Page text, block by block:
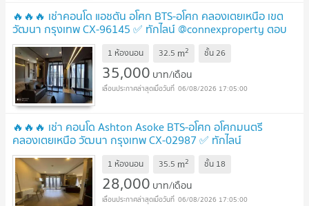
🔥🔥🔥 เช่าคอนโด แอชตัน อโศก BTS-อโศก คลองเตยเหนือ เขต
วัฒนา กรุงเทพ CX-96145 ✅ ทักไลน์ @connexproperty ตอบ
ทันที ทีมงานมืออาชีพ ✅ 🔥🔥🔥
1 ห้องนอน 32.5 m2 ชั้น26
35,000 บาท/เดือน
06/08/2026 17:05:00
🔥🔥🔥 เช่า คอนโด Ashton Asoke BTS-อโศก อโศกมนตรี
คลองเตยเหนือ วัฒนา กรุงเทพ CX-02987 ✅ ทักไลน์
@connexproperty ตอบทันที ทีมงานมืออาชีพ ✅ 🔥🔥🔥
1 ห้องนอน 35.5 m2 ชั้น 18
28,000 บาท/เดือน
06/08/2026 17:05:00